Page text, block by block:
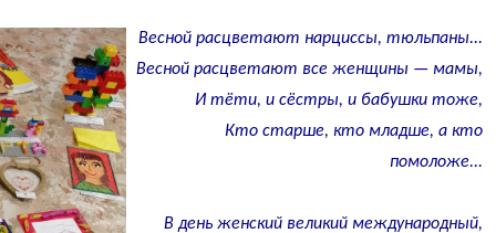
Весной расцветают нарциссы, тюльпаны...
Весной расцветают все женщины — мамы,
И тёти, и сёстры, и бабушки тоже,
Кто старше, кто младше, а кто
помоложе...
В день женский великий международный,